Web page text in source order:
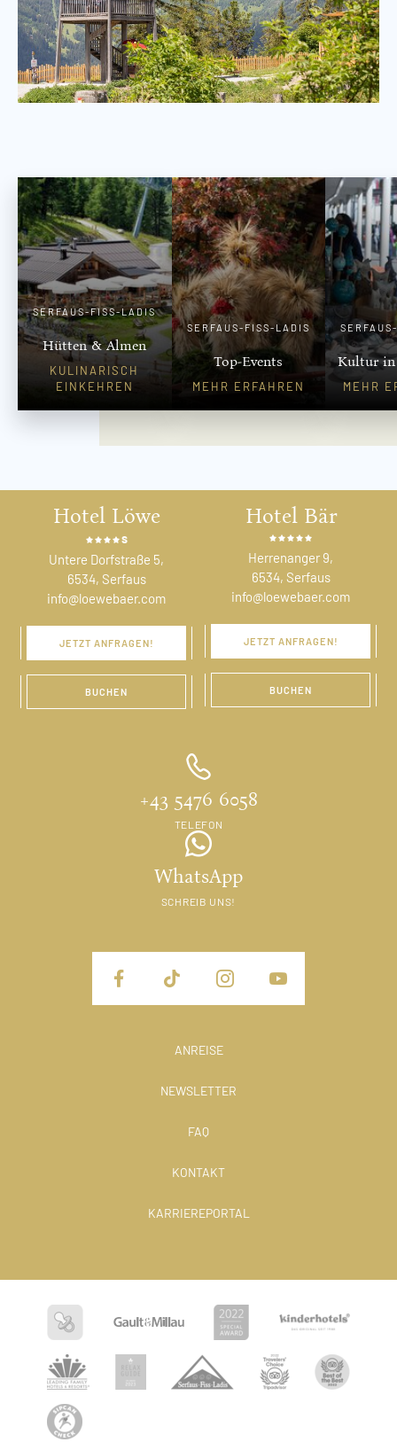
SERFAUS-FISS-LADIS
Hütten & Almen
KULINARISCH
EINKEHREN
SERFAUS-FISS-LADIS
Top-Events
MEHR ERFAHREN
Kultur in
MEHR
Hotel Löwe
s
Untere Dorfstraße 5,
6534, Serfaus
info@loewebaer.com
JETZT ANFRAGEN!
BUCHEN
+43 5476 6058
TELEFON
WhatsApp
SCHREIB UNS!
Hotel Bär
Herrenanger 9,
6534, Serfaus
info@loewebaer.com
JETZT ANFRAGEN!
BUCHEN
ANREISE
NEWSLETTER
FAQ
KONTAKT
KARRIEREPORTAL